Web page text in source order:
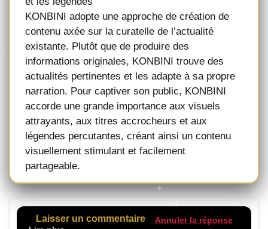
KONBINI adopte une approche de création de
contenu axée sur la curatelle de l’actualité
existante. Plutôt que de produire des
informations originales, KONBINI trouve des
actualités pertinentes et les adapte à sa propre
narration. Pour captiver son public, KONBINI
accorde une grande importance aux visuels
attrayants, aux titres accrocheurs et aux
légendes percutantes, créant ainsi un contenu
visuellement stimulant et facilement
partageable.
Laisser un commentaire Annuler la réponse